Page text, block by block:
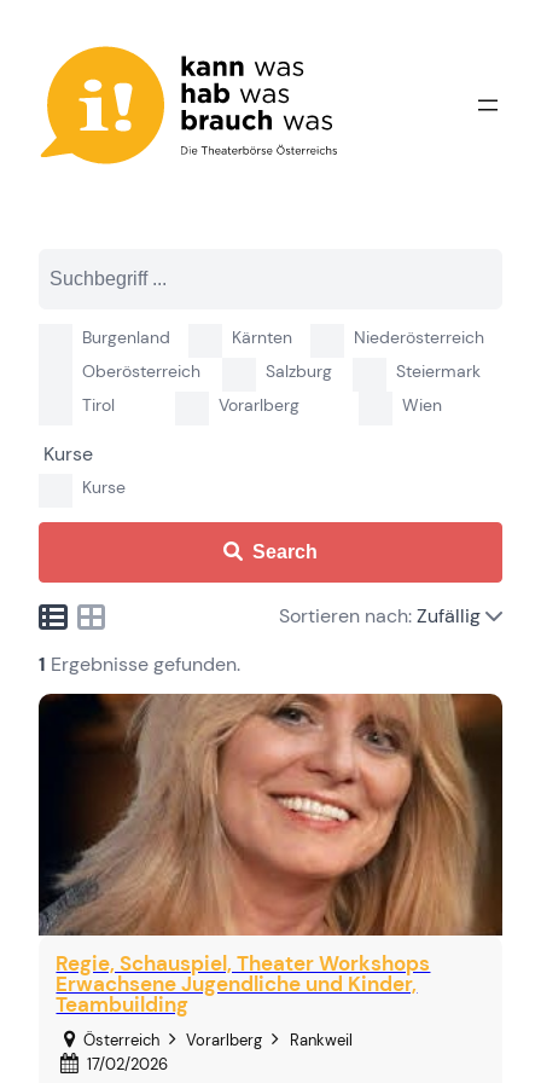
springen
Burgenland Kärnten
Niederösterreich
Oberösterreich
Salzburg
Steiermark
Tirol
Vorarlberg Wien
Kurse
Kurse
Search
Sortieren nach:Zufällig
1 Ergebnisse gefunden.
Regie, Schauspiel, Theater Workshops
Erwachsene Jugendliche und Kinder,
Teambuilding
Österreich Vorarlberg
Rankweil
17/02/2026